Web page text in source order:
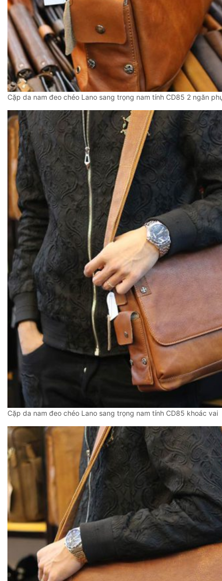
Cặp da nam đeo chéo Lano sang trọng nam tính CD85 2 ngăn
Cặp da nam đeo chéo Lano sang trọng nam tính CD85 khoác vai